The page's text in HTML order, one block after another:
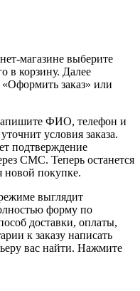
магазине выберите
в корзину. Далее
заказ» или
ФИО, телефон и
условия заказа.
подтверждение
СМС. Теперь останется
новой покупке.
выглядит
форму по
доставки, оплаты,
к заказу написать
вас найти. Нажмите